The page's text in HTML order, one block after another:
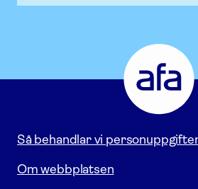
Försäkring
Gå
till
startsidan
Så behandlar vi
Om webbplatsen